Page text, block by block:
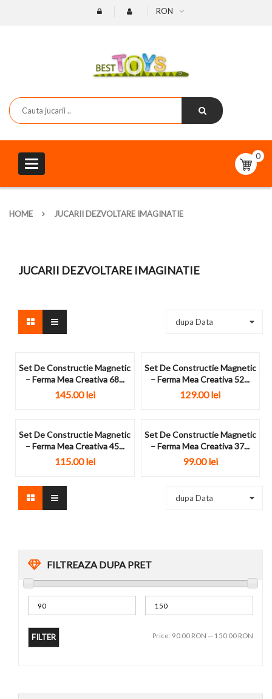
RON
Toggle
navigation
0
HOME JUCARII DEZVOLTARE IMAGINATIE
FILTREAZA DUPA PRET
FILTER Price: 90.00 RON — 150.00 RON
JUCARII DEZVOLTARE IMAGINATIE
dupa Data
Set De Constructie Magnetic
– Ferma Mea Creativa 68...
145.00 lei
Set De Constructie Magnetic
– Ferma Mea Creativa 52...
129.00 lei
Set De Constructie Magnetic
– Ferma Mea Creativa 45...
115.00 lei
Set De Constructie Magnetic
– Ferma Mea Creativa 37...
99.00 lei
dupa Data